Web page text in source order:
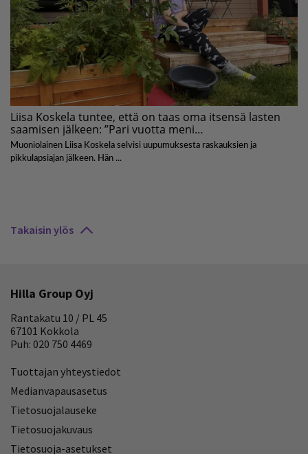
Takaisin ylös
Hilla Group Oyj
Rantakatu 10 / PL 45
67101 Kokkola
Puh: 020 750 4469
Tuottajan yhteystiedot
Medianvapausasetus
Tietosuojalauseke
Tietosuojakuvaus
Tietosuoja-asetukset